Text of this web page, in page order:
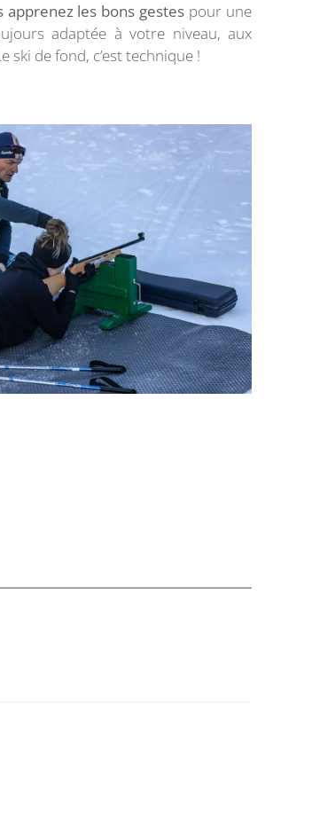
apprenez les bons gestes pour une
adaptée à votre niveau, aux
ski de fond, c’est technique !